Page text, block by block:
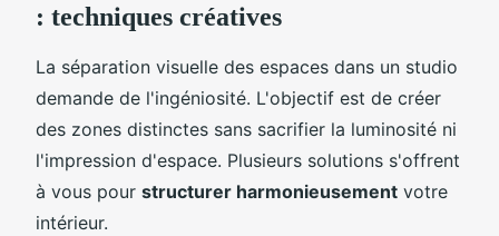
: techniques créatives
La séparation visuelle des espaces dans un studio
demande de l'ingéniosité. L'objectif est de créer
des zones distinctes sans sacrifier la luminosité ni
l'impression d'espace. Plusieurs solutions s'offrent
à vous pour structurer harmonieusement votre
intérieur.